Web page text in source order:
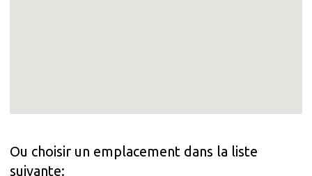
Ou choisir un emplacement dans la liste
suivante: